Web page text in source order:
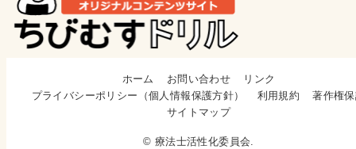
ホーム お問い合わせ
リンク
プライバシーポリシー（個人情報保護方針）
利用規約
著作権
サイトマップ
© 療法士活性化委員会.